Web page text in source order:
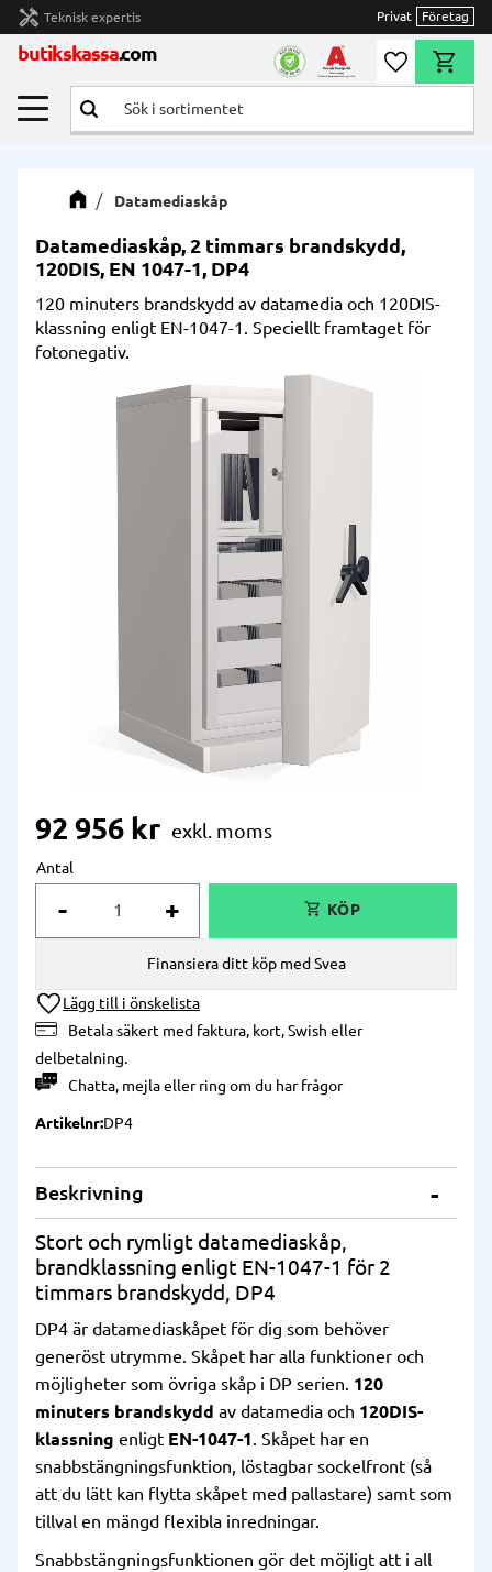
Meny
handyman Teknisk expertis Privat Företag
butikskassa.com Önskelista
Datamediaskåp
Datamediaskåp, 2 timmars brandskydd,
120DIS, EN 1047-1, DP4
120 minuters brandskydd av datamedia och 120DIS-
klassning enligt EN-1047-1. Speciellt framtaget för
fotonegativ.
92 956 kr
Antal
+
-
Lägg till i önskelista
Betala säkert med faktura, kort, Swish eller
delbetalning.
Chatta, mejlaellerring om du har frågor
Finansiera ditt köp med Svea
Artikelnr DP4
Beskrivning
Stort och rymligt datamediaskåp,
brandklassning enligt EN-1047-1 för 2
timmars brandskydd, DP4
DP4 är datamediaskåpet för dig som behöver
generöst utrymme. Skåpet har alla funktioner och
möjligheter som övriga skåp i DP serien. 120
minuters brandskydd av datamedia och 120DIS-
klassning enligt EN-1047-1. Skåpet har en
snabbstängningsfunktion, löstagbar sockelfront (så
att du lätt kan flytta skåpet med pallastare) samt som
tillval en mängd flexibla inredningar.
Snabbstängningsfunktionen gör det möjligt att i all